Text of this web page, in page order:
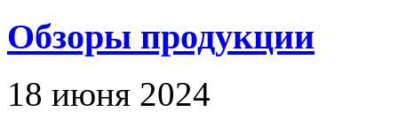
Обзоры продукции
18 июня 2024